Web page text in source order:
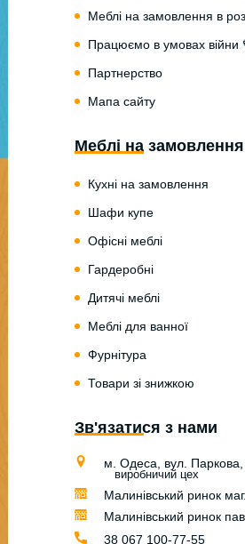
Меблі на замовлення в
Працюємо в умовах
Партнерство
Мапа сайту
Меблі на
Кухні на замовлення
Шафи купе
Офісні меблі
Гардеробні
Дитячі меблі
Меблі для ванної
Фурнітура
Товари зі знижкою
Зв'язатися з нами
м. Одеса, вул.
виробничий цех
Малинівський ринок
Малинівський ринок
38 067 100-77-55